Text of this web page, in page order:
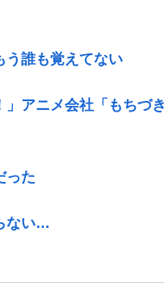
う誰も覚えてない
アニメ会社「もちづ
った
ない…